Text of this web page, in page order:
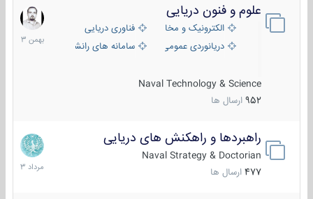
علوم و فنون دریایی
الکترونیک و مخابرات دریاییفناوری دریایی
دریانوردی عمومی
سامانه های رانشی دریایی
Naval Technology & Science
952 ارسال ها
6
بهمن
1403
راهبردها و راهکنش های دریایی
Naval Strategy & Doctorian
477 ارسال ها
2
مرداد
1403